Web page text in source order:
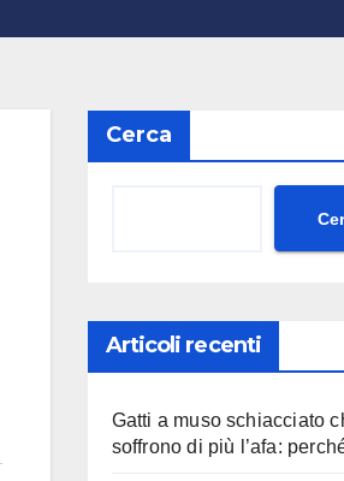
Cerca
Articoli recenti
Gatti a muso schiacciato
soffrono di più l’afa: